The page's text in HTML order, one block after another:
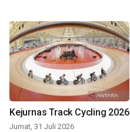
Kejurnas Track Cycling 2026
Jumat, 31 Juli 2026